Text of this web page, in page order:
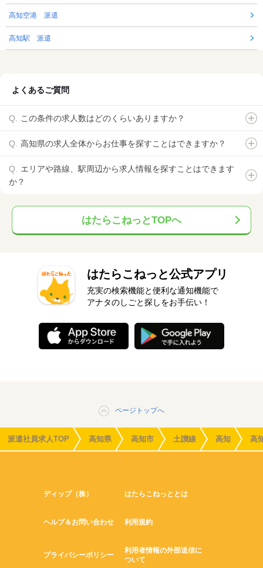
高知空港 派遣
高知駅 派遣
よくあるご質問
この条件の求人数はどのくらいありますか？
高知県の求人全体からお仕事を探すことはできますか？
エリアや路線、駅周辺から求人情報を探すことはできます
か？
はたらこねっとTOPへ
はたらこねっと公式アプリ
充実の検索機能と便利な通知機能で
アナタのしごと探しをお手伝い！
ページトップへ
派遣社員求人TOP 高知県 高知市 土讃線 高知 高
ディップ（株） はたらこねっととは
ヘルプ＆お問い合わせ 利用規約
プライバシーポリシー
利用者情報の外部送信に
ついて